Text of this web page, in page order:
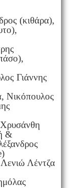
(κιθάρα),
Γιάννης
Νικόπουλος
&
Λέντζα